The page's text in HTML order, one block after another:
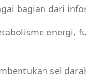
bagian dari
energi,
sel